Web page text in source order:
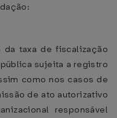
da taxa de fiscalização
sujeita a registro
como nos casos de
de ato autorizativo
responsável